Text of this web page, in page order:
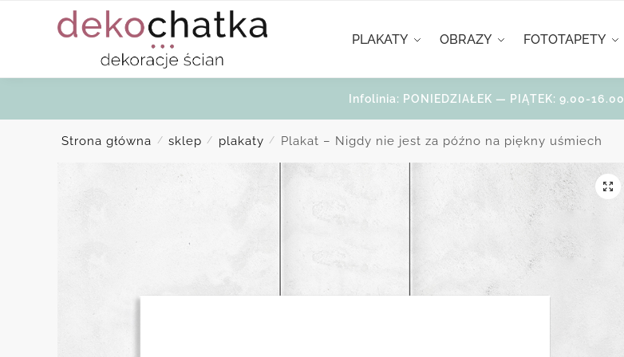
PLAKATY OBRAZY FOTOTAPETY
Infolinia: PONIEDZIAŁEK — PIĄTEK: 9.00-16.00
Strona główna / sklep / plakaty / Plakat – Nigdy nie jest za późno na piękny uśmiech